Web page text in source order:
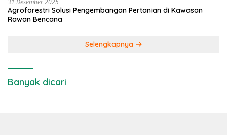
31 Desember 2025
Agroforestri Solusi Pengembangan Pertanian di Kawasan
Rawan Bencana
Selengkapnya
Banyak dicari